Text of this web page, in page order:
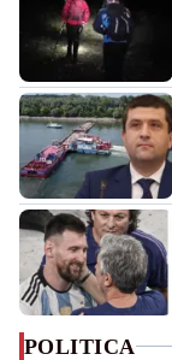
POLITICA